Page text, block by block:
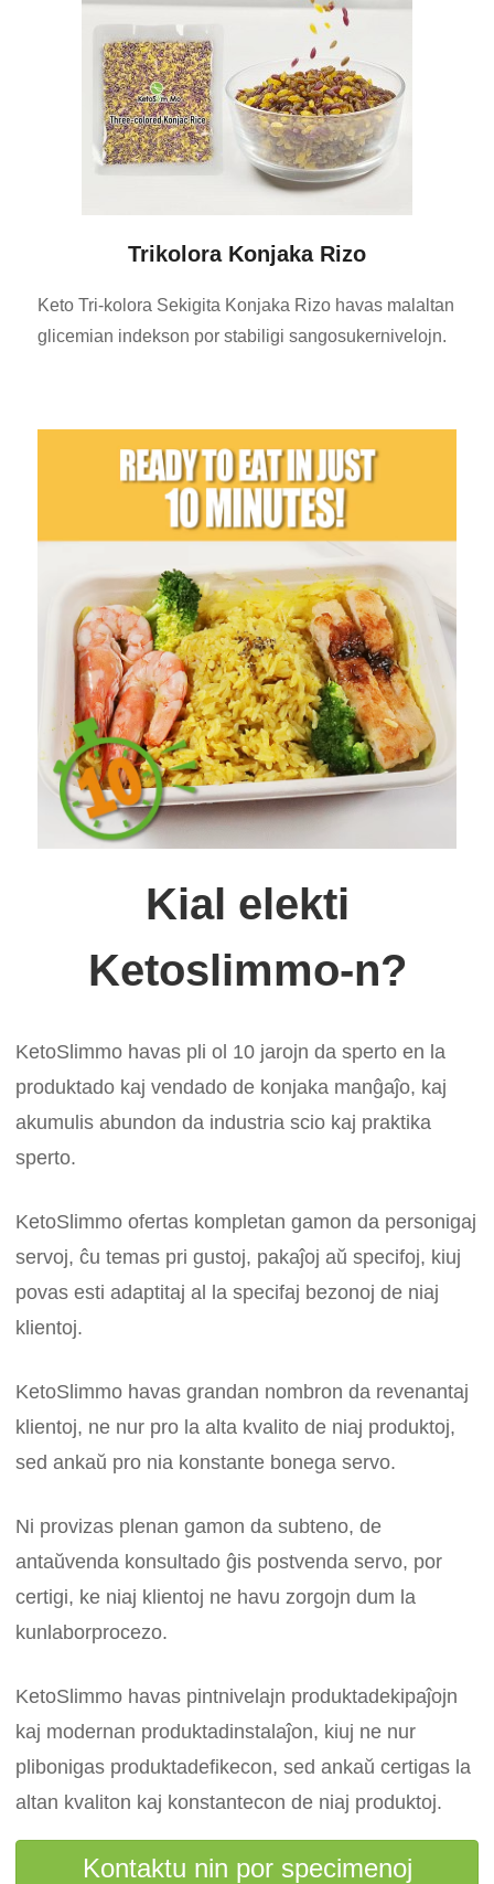
Trikolora Konjaka Rizo
Keto Tri-kolora Sekigita Konjaka Rizo havas malaltan
glicemian indekson por stabiligi sangosukernivelojn.
Kial elekti
Ketoslimmo-n?
KetoSlimmo havas pli ol 10 jarojn da sperto en la
produktado kaj vendado de konjaka manĝaĵo, kaj
akumulis abundon da industria scio kaj praktika
sperto.
KetoSlimmo ofertas kompletan gamon da personigaj
servoj, ĉu temas pri gustoj, pakaĵoj aŭ specifoj, kiuj
povas esti adaptitaj al la specifaj bezonoj de niaj
klientoj.
KetoSlimmo havas grandan nombron da revenantaj
klientoj, ne nur pro la alta kvalito de niaj produktoj,
sed ankaŭ pro nia konstante bonega servo.
Ni provizas plenan gamon da subteno, de
antaŭvenda konsultado ĝis postvenda servo, por
certigi, ke niaj klientoj ne havu zorgojn dum la
kunlaborprocezo.
KetoSlimmo havas pintnivelajn produktadekipaĵojn
kaj modernan produktadinstalaĵon, kiuj ne nur
plibonigas produktadefikecon, sed ankaŭ certigas la
altan kvaliton kaj konstantecon de niaj produktoj.
Kontaktu nin por specimenoj